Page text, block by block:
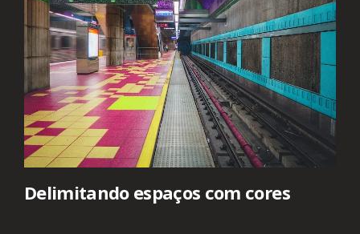
Delimitando espaços com cores